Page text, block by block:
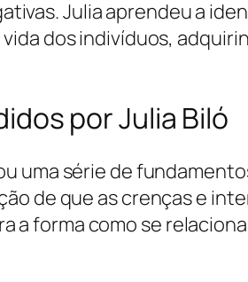
Julia aprendeu a
dos indivíduos,
por Julia Biló
uma série de
de que as crenças e
a forma como se